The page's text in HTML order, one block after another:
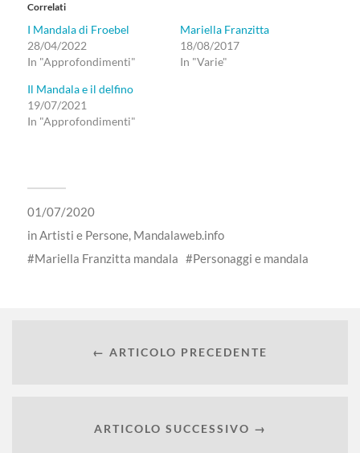
Correlati
I Mandala di Froebel
28/04/2022
In "Approfondimenti"
Mariella Franzitta
18/08/2017
In "Varie"
Il Mandala e il delfino
19/07/2021
In "Approfondimenti"
01/07/2020
inArtisti e Persone, Mandalaweb.info
Mariella Franzitta mandala
Personaggi e mandala
← ARTICOLO PRECEDENTE
ARTICOLO SUCCESSIVO →